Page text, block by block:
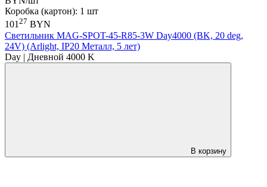
Коробка (картон): 1 шт
10127 BYN
Светильник MAG-SPOT-45-R85-3W Day4000 (BK, 20 deg,
24V) (Arlight, IP20 Металл, 5 лет)
Day | Дневной 4000 K
В корзину